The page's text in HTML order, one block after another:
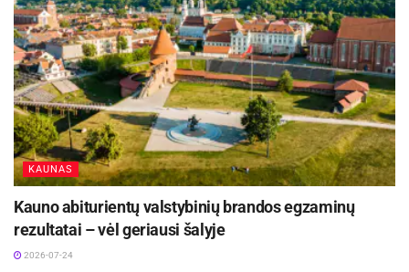
rungtyje užėmė penktą vietą.
Plaukimo čempionate dalyvauja septyni Lietuvos
atstovai. Lietuvos garbę gina du panevėžiečiai –
D. Rapšys ir Andrius Šidlauskas. Rinktinei
vadovauja treneriai Žilvinas Ovsiukas ir 2013
metais išrinkta Metų panevėžietė Ina Paipalienė.
KAUNAS
Kauno abiturientų valstybinių brandos egzaminų
rezultatai – vėl geriausi šalyje
2026-07-24